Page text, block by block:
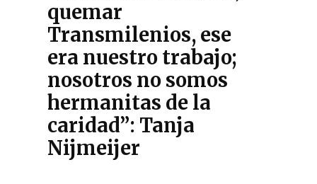
quemar
Transmilenios, ese
era nuestro trabajo;
nosotros no somos
hermanitas de la
caridad”: Tanja
Nijmeijer